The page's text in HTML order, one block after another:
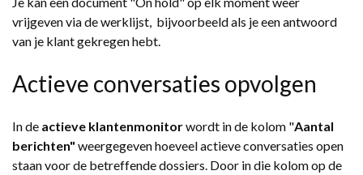
vrijgeven via de werklijst, bijvoorbeeld als je een antwoord
van je klant gekregen hebt.
Actieve conversaties opvolgen
In de actieve klantenmonitorwordt in de kolom "Aantal
berichten" weergegeven hoeveel actieve conversaties open
staan voor de betreffende dossiers. Door in die kolom op de